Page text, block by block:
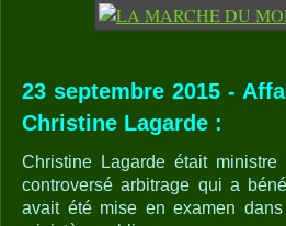
23 septembre 2015 -
Christine Lagarde :
Christine Lagarde était
controversé arbitrage qui a
avait été mise en examen